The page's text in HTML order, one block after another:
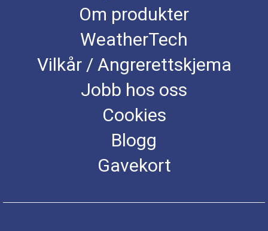
Om produkter
WeatherTech
Vilkår / Angrerettskjema
Jobb hos oss
Cookies
Blogg
Gavekort